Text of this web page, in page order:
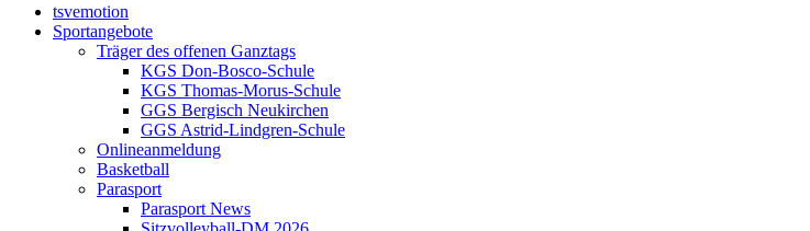
tsvemotion
Sportangebote
Träger des offenen Ganztags
KGS Don-Bosco-Schule
KGS Thomas-Morus-Schule
GGS Bergisch Neukirchen
GGS Astrid-Lindgren-Schule
Onlineanmeldung
Basketball
Parasport
Parasport News